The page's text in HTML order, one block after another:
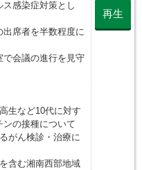
感染症対策とし
出席者を半数程度に
で会議の進行を見守
生など10代に対す
ンの接種について
がん検診・治療に
含む湘南西部地域
再生